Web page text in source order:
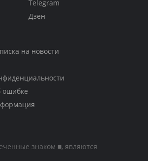
Telegram
Дзен
на новости
ошибке
знаком ■, являются